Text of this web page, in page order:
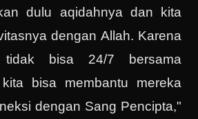
dulu aqidahnya dan kita
dengan Allah. Karena
bisa 24/7 bersama
bisa membantu mereka
dengan Sang Pencipta,"